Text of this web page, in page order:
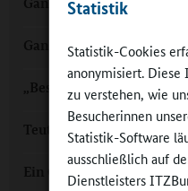
Statistik
Statistik-Cookies
anonymisiert.
zu verstehen, wie
Besucherinnen
Statistik-Software
ausschließlich auf
Dienstleisters
Ganztags gut vernetzt in
„Besser als Unterricht“:
Teutschenthal: „Ganztag
Ein Ganztagsangebot,